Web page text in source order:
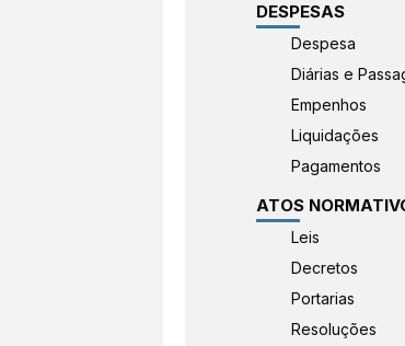
DESPESAS
Despesa
Diárias e
Empenhos
Liquidações
Pagamentos
ATOS
Leis
Decretos
Portarias
Resoluções